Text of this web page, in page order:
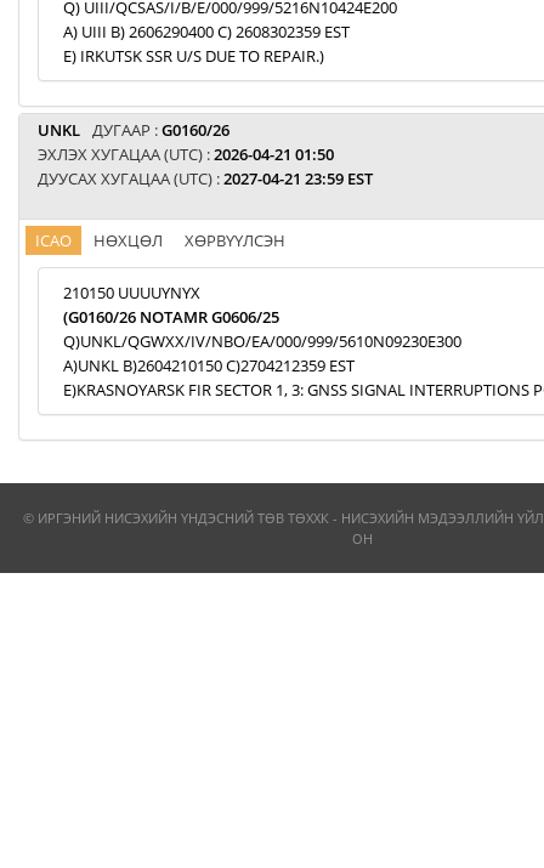
Q) UIII/QCSAS/I/B/E/000/999/5216N10424E200
A) UIII B) 2606290400 C) 2608302359 EST
E) IRKUTSK SSR U/S DUE TO REPAIR.)
UNKL ДУГААР :G0160/26
ЭХЛЭХ ХУГАЦАА (UTC) :2026-04-21 01:50
ДУУСАХ ХУГАЦАА (UTC) :2027-04-21 23:59 EST
ICAO НӨХЦӨЛ ХӨРВҮҮЛСЭН
210150 UUUUYNYX
(G0160/26 NOTAMR G0606/25
Q)UNKL/QGWXX/IV/NBO/EA/000/999/5610N09230E300
A)UNKL B)2604210150 C)2704212359 EST
E)KRASNOYARSK FIR SECTOR 1, 3: GNSS SIGNAL INTERRUPTIONS
© ИРГЭНИЙ НИСЭХИЙН ҮНДЭСНИЙ ТӨВ ТӨХХК - НИСЭХИЙН МЭДЭЭЛЛИЙН
ОН